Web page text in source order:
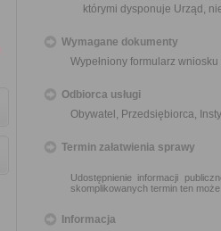
którymi dysponuje Urząd,
Wymagane dokumenty
Wypełniony formularz
Odbiorca usługi
Obywatel, Przedsiębiorca,
Termin załatwienia sprawy
Udostępnienie informacji
skomplikowanych termin ten
Informacja